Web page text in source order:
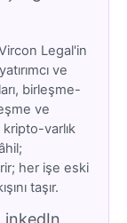
Legal'in
ve
birleşme-
ve
varlık
her işe eski
taşır.